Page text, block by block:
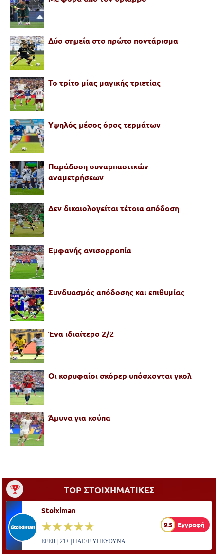
Δύο σημεία στο πρώτο ποντάρισμα
Το τρίτο μίας μαγικής τριετίας
Υψηλός μέσος όρος τερμάτων
Παράδοση συναρπαστικών
αναμετρήσεων
Δεν δικαιολογείται τέτοια απόδοση
Εμφανής ανισορροπία
Συνδυασμός απόδοσης και επιθυμίας
Ένα ιδιαίτερο 2/2
Οι κορυφαίοι σκόρερ υπόσχονται γκολ
Άμυνα για κούπα
TOP ΣΤΟΙΧΗΜΑΤΙΚΕΣ
Stoiximan
☆☆☆☆☆
★★★★★ 9.5 Εγγραφή
ΕΕΕΠ | 21+ | ΠΑΙΞΕ ΥΠΕΥΘΥΝΑ